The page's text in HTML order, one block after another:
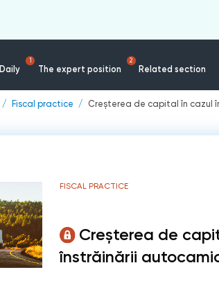
Daily
1
The expert position
2
Related section
Fiscal practice Creșterea de capital în cazul
FISCAL PRACTICE
Creșterea de
înstrăinării